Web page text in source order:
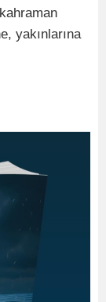
yakınlarına